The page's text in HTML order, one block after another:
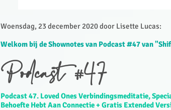
Woensdag, 23 december 2020 door Lisette Lucas:​
Welkom bij de Shownotes van Podcast #47 van
Podcast #47
Podcast 47. Loved Ones Verbindingsmeditatie,
Behoefte Hebt Aan Connectie + Gratis Extended